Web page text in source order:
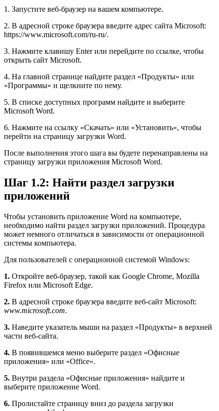
1. Запустите веб-браузер на вашем компьютере.
2. В адресной строке браузера введите адрес сайта Microsoft:
https://www.microsoft.com/ru-ru/.
3. Нажмите клавишу Enter или перейдите по ссылке, чтобы
открыть сайт Microsoft.
4. На главной странице найдите раздел «Продукты» или
«Программы» и щелкните по нему.
5. В списке доступных программ найдите и выберите
Microsoft Word.
6. Нажмите на ссылку «Скачать» или «Установить», чтобы
перейти на страницу загрузки Word.
После выполнения этого шага вы будете перенаправлены на
страницу загрузки приложения Microsoft Word.
Шаг 1.2: Найти раздел загрузки
приложений
Чтобы установить приложение Word на компьютере,
необходимо найти раздел загрузки приложений. Процедура
может немного отличаться в зависимости от операционной
системы компьютера.
Для пользователей с операционной системой Windows:
1. Откройте веб-браузер, такой как Google Chrome, Mozilla
Firefox или Microsoft Edge.
2. В адресной строке браузера введите веб-сайт Microsoft:
www.microsoft.com.
3. Наведите указатель мыши на раздел «Продукты» в верхней
части веб-сайта.
4. В появившемся меню выберите раздел «Офисные
приложения» или «Office».
5. Внутри раздела «Офисные приложения» найдите и
выберите приложение Word.
6. Пролистайте страницу вниз до раздела загрузки